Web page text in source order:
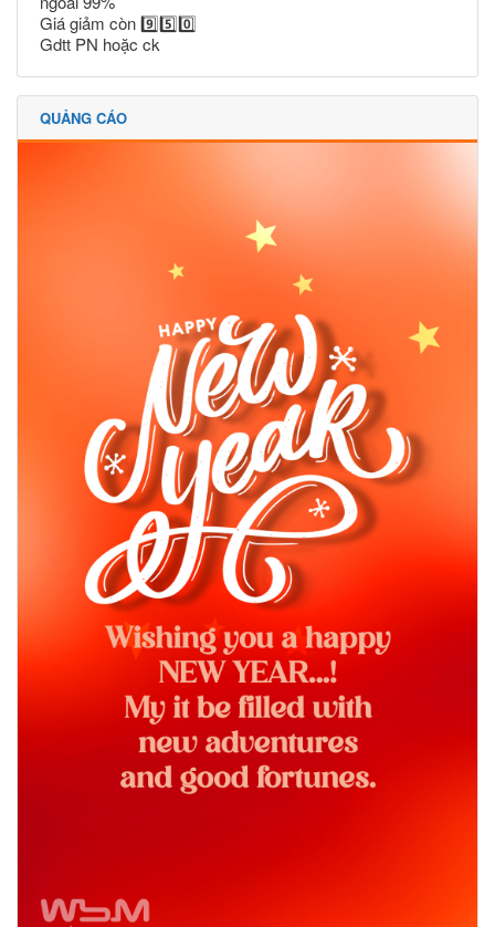
Giá giảm còn 9️⃣5️⃣0️⃣
Gdtt PN hoặc ck
QUẢNG CÁO